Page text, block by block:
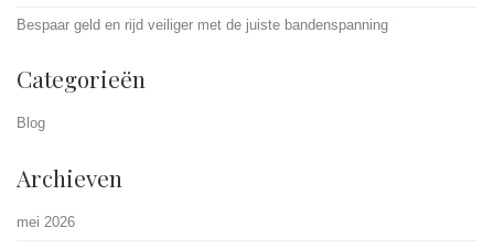
Bespaar geld en rijd veiliger met de juiste bandenspanning
Categorieën
Blog
Archieven
mei 2026